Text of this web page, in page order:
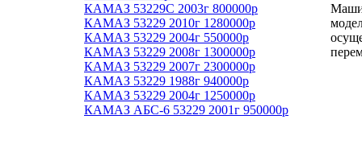
КАМАЗ 53229С 2003г 800000р
КАМАЗ 53229 2010г 1280000р
КАМАЗ 53229 2004г 550000р
КАМАЗ 53229 2008г 1300000р
КАМАЗ 53229 2007г 2300000р
КАМАЗ 53229 1988г 940000р
КАМАЗ 53229 2004г 1250000р
КАМАЗ АБС-6 53229 2001г 950000р